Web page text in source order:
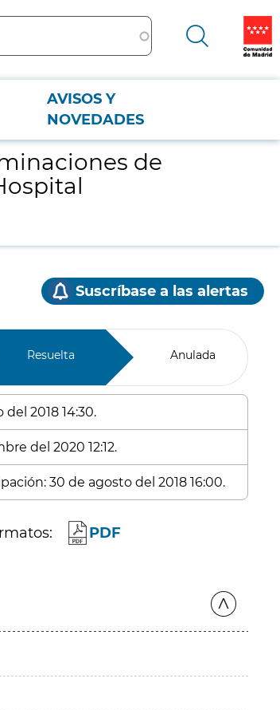
AVISOS Y
NOVEDADES
de Fuenlabrada
de
Suscríbase a las alertas
Resuelta Anulada
2018 14:30.
del 2020 12:12.
30 de agosto del 2018 16:00.
PDF